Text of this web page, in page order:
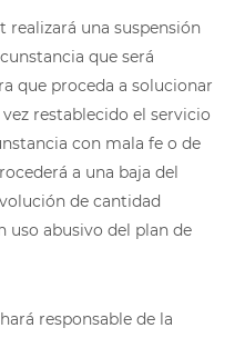
realizará una suspensión
que será
que proceda a solucionar
restablecido el servicio
con mala fe o de
a una baja del
de cantidad
uso abusivo del plan de
responsable de la